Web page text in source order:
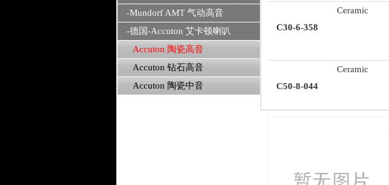
-Mundorf AMT 气动高音
-德国-Accuton 艾卡顿喇叭
Accuton 陶瓷高音
Accuton 钻石高音
Accuton 陶瓷中音
Ceramic
C30-6-358
Ceramic
C50-8-044